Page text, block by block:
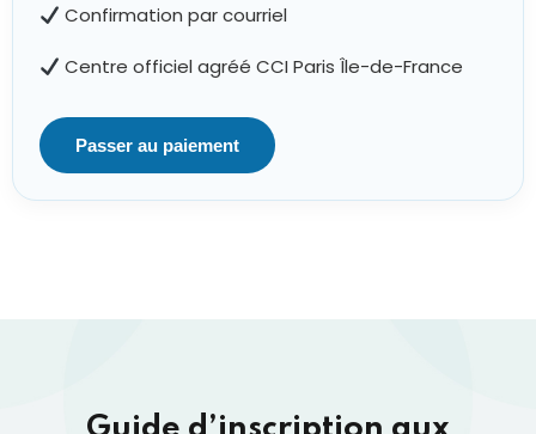
Confirmation par courriel
Centre officiel agréé CCI Paris Île-de-France
Passer au paiement